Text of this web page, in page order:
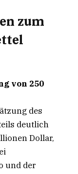
zum
von 250
des
deutlich
Dollar,
und der